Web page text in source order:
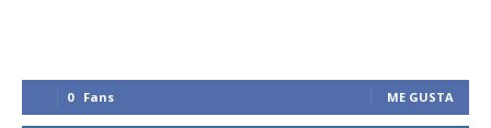
0 Fans ME GUSTA